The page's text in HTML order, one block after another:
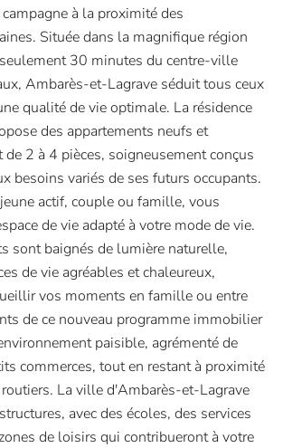
à la proximité des
Située dans la magnifique région
30 minutes du centre-ville
Ambarès-et-Lagrave séduit tous ceux
qualité de vie optimale. La résidence
des appartements neufs et
2 à 4 pièces, soigneusement conçus
besoins variés de ses futurs occupants.
actif, couple ou famille, vous
de vie adapté à votre mode de vie.
sont baignés de lumière naturelle,
de vie agréables et chaleureux,
vos moments en famille ou entre
de ce nouveau programme immobilier
paisible, agrémenté de
commerces, tout en restant à proximité
La ville d'Ambarès-et-Lagrave
avec des écoles, des services
de loisirs qui contribueront à votre